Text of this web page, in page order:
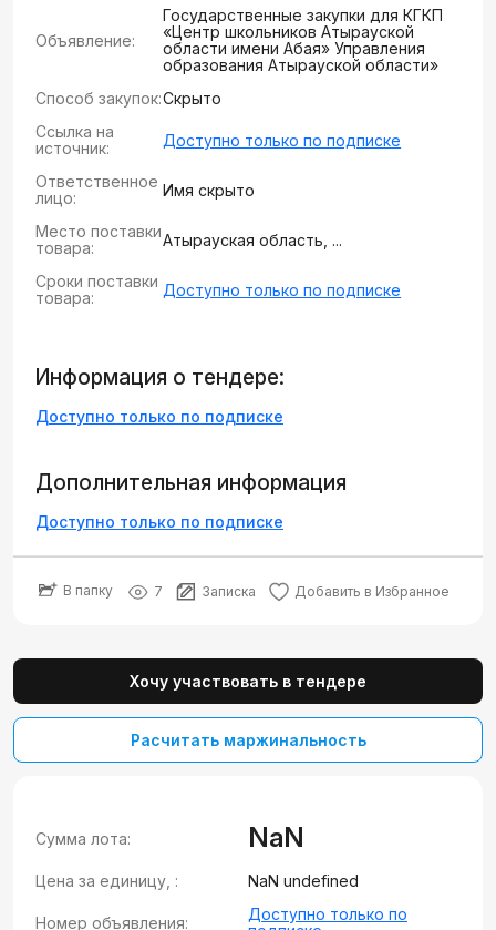
Объявление:
Государственные закупки для КГКП
«Центр школьников Атырауской
области имени Абая» Управления
образования Атырауской области»
Способ закупок:Скрыто
Ссылка на
источник:
Доступно только по подписке
Ответственное
лицо:
Имя скрыто
Место поставки
товара:
Атырауская область, ...
Сроки поставки
товара:
Доступно только по подписке
Информация о тендере:
Доступно только по подписке
Дополнительная информация
Доступно только по подписке
В папку 7 Записка Добавить в Избранное
Хочу участвовать в тендере
Расчитать маржинальность
Сумма лота: NaN
Цена за единицу, : NaN undefined
Номер объявления:
Доступно только по